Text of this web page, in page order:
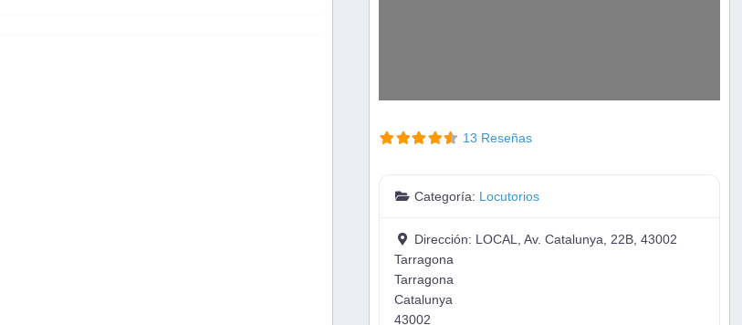
13 Reseñas
Categoría: Locutorios
Dirección: LOCAL, Av. Catalunya, 22B, 43002
Tarragona
Tarragona
Catalunya
43002